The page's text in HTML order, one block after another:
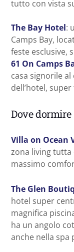
tutto con vista
The Bay Hotel:
Camps Bay,
feste esclusive,
61 On Camps
casa signorile
dell’hotel,
Dove dormire
Villa on Ocean
zona living tutta
massimo
The Glen
hotel super
magnifica
ha un angolo
anche nella spa